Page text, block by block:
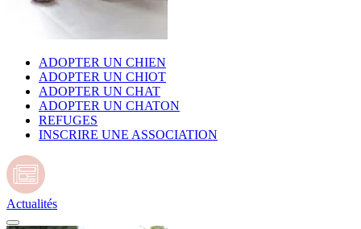
ADOPTER UN CHIEN
ADOPTER UN CHIOT
ADOPTER UN CHAT
ADOPTER UN CHATON
REFUGES
INSCRIRE UNE ASSOCIATION
Actualités